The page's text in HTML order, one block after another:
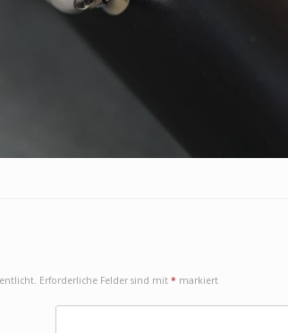
Erforderliche Felder sind mit * markiert